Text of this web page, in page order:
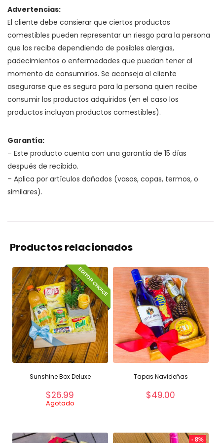
Advertencias:
El cliente debe consierar que ciertos productos
comestibles pueden representar un riesgo para la persona
que los recibe dependiendo de posibles alergias,
padecimientos o enfermedades que puedan tener al
momento de consumirlos. Se aconseja al cliente
asegurarse que es seguro para la persona quien recibe
consumir los productos adquiridos (en el caso los
productos incluyan productos comestibles).
Garantía:
– Este producto cuenta con una garantía de 15 días
después de recibido.
– Aplica por artículos dañados (vasos, copas, termos, o
similares).
Productos relacionados
EDITOR CHOICE
Sunshine Box Deluxe
$26.99
Agotado
Tapas Navideñas
$49.00
- 8%